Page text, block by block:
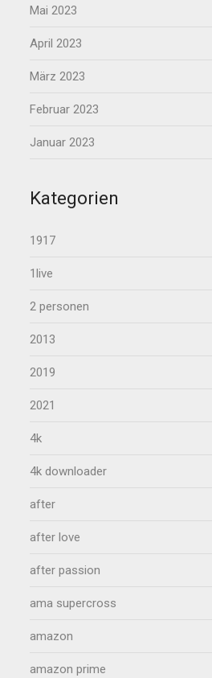
Mai 2023
April 2023
März 2023
Februar 2023
Januar 2023
Kategorien
1917
1live
2 personen
2013
2019
2021
4k
4k downloader
after
after love
after passion
ama supercross
amazon
amazon prime